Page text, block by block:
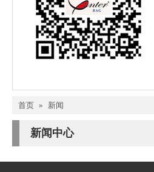
首页 » 新闻
新闻中心